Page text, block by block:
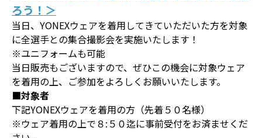
ろう！＞
当日、YONEXウェアを着用してきていただいた方を対象
に全選手との集合撮影会を実施いたします！
※ユニフォームも可能
当日販売もございますので、ぜひこの機会に対象ウェア
を着用の上、ご参加をよろしくお願いいたします。
■対象者
下記YONEXウェアを着用の方（先着５０名様）
※ウェア着用の上で８:５０迄に事前受付をお済ませくだ